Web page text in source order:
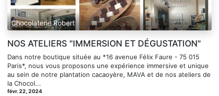
Chocolaterie Robert
NOS ATELIERS "IMMERSION ET DÉGUSTATION"
Dans notre boutique située au *16 avenue Félix Faure - 75 015
Paris*, nous vous proposons une expérience immersive et unique
au sein de notre plantation cacaoyère, MAVA et de nos ateliers de
la Chocol...
févr. 22, 2024